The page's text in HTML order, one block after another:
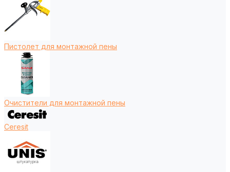
Пистолет для монтажной пены
Очистители для монтажной пены
Ceresit